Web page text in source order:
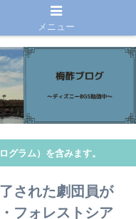
グラム）を含みます。
された劇団員が
フォレストシア
メニュー